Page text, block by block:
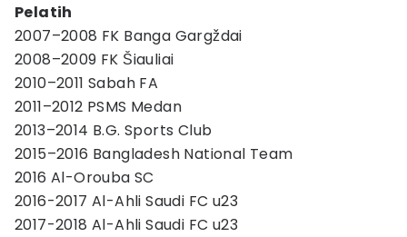
Pelatih
2007–2008 FK Banga Gargždai
2008–2009 FK Šiauliai
2010–2011 Sabah FA
2011–2012 PSMS Medan
2013–2014 B.G. Sports Club
2015–2016 Bangladesh National Team
2016 Al-Orouba SC
2016-2017 Al-Ahli Saudi FC u23
2017-2018 Al-Ahli Saudi FC u23